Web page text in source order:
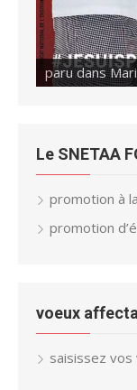
paru dans
paru dans
Le SNETAA
promotion à
promotion
voeux
saisissez vos